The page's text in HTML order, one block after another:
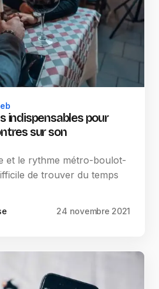
indispensables pour
sur son
et le rythme métro-boulot-
de trouver du temps
24 novembre 2021